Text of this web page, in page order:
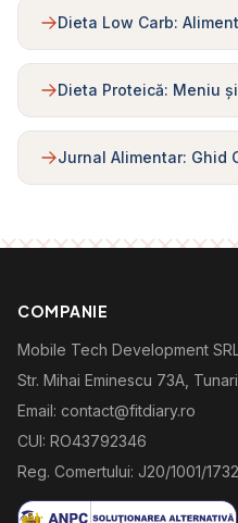
Dieta Low Carb:
Dieta Proteică: Meniu
Jurnal Alimentar: Ghid
COMPANIE
Mobile Tech Development SRL
Str. Mihai Eminescu 73A,
Email: contact@fitdiary.ro
CUI: RO43792346
Reg. Comertului: J20/1001/